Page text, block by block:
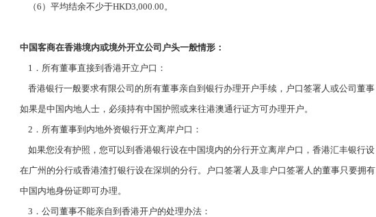
（6 ）平均结余不少于HKD3,000.00。
中国客商在香港境内或境外开立公司户头一般情形：
1 ．所有董事直接到香港开立户口：
香港银行一般要求有限公司的所有董事亲自到银行办理开户手续，户口签署人或公司董事
如果是中国内地人士，必须持有中国护照或来往港澳通行证方可办理开户。
2 ．所有董事到内地外资银行开立离岸户口：
如果您没有护照，您可以到香港银行设在中国境内的分行开立离岸户口，香港汇丰银行设
在广州的分行或香港渣打银行设在深圳的分行。户口签署人及非户口签署人的董事只要拥有
中国内地身份证即可办理。
3 ．公司董事不能亲自到香港开户的处理办法：